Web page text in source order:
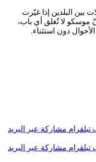
بين البلدين إذا غيّرت
موسكو لا تُغلق أي باب،
دون استثناء.
تيلقرام مشاركة عبر البريد
تيلقرام مشاركة عبر البريد